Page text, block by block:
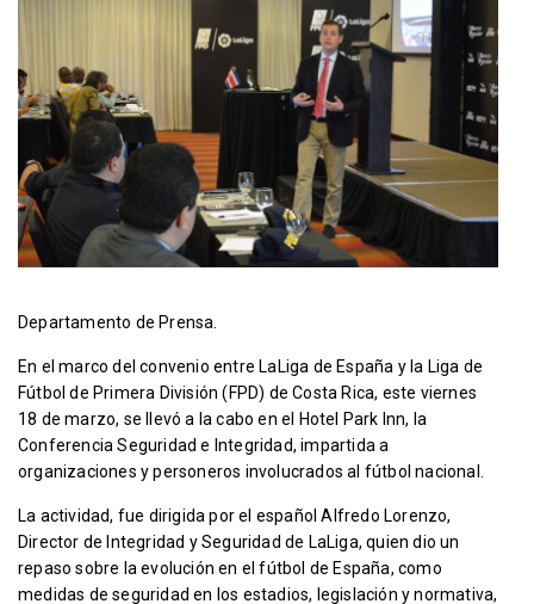
Departamento de Prensa.
En el marco del convenio entre LaLiga de España y la Liga de
Fútbol de Primera División (FPD) de Costa Rica, este viernes
18 de marzo, se llevó a la cabo en el Hotel Park Inn, la
Conferencia Seguridad e Integridad, impartida a
organizaciones y personeros involucrados al fútbol nacional.
La actividad, fue dirigida por el español Alfredo Lorenzo,
Director de Integridad y Seguridad de LaLiga, quien dio un
repaso sobre la evolución en el fútbol de España, como
medidas de seguridad en los estadios, legislación y normativa,